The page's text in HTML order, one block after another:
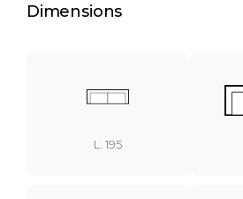
Dimensions
L. 195